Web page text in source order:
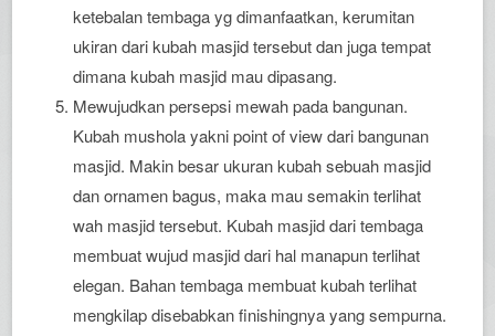
ketebalan tembaga yg dimanfaatkan, kerumitan
ukiran dari kubah masjid tersebut dan juga tempat
dimana kubah masjid mau dipasang.
Mewujudkan persepsi mewah pada bangunan.
Kubah mushola yakni point of view dari bangunan
masjid. Makin besar ukuran kubah sebuah masjid
dan ornamen bagus, maka mau semakin terlihat
wah masjid tersebut. Kubah masjid dari tembaga
membuat wujud masjid dari hal manapun terlihat
elegan. Bahan tembaga membuat kubah terlihat
mengkilap disebabkan finishingnya yang sempurna.